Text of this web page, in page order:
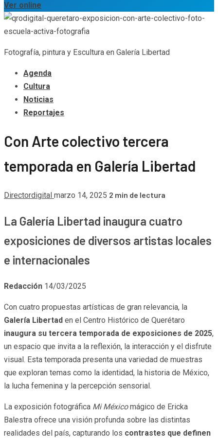
Ver online
Fotografía, pintura y Escultura en Galería Libertad
Agenda
Cultura
Noticias
Reportajes
Con Arte colectivo tercera
temporada en Galería Libertad
Directordigital marzo 14, 2025 2 min de lectura
La Galería Libertad inaugura cuatro
exposiciones de diversos artistas locales
e internacionales
Redacción 14/03/2025
Con cuatro propuestas artísticas de gran relevancia, la
Galería Libertad en el Centro Histórico de Querétaro
inaugura su tercera temporada de exposiciones de 2025,
un espacio que invita a la reflexión, la interacción y el disfrute
visual. Esta temporada presenta una variedad de muestras
que exploran temas como la identidad, la historia de México,
la lucha femenina y la percepción sensorial.
La exposición fotográfica Mi Méxicomágico de Ericka
Balestra ofrece una visión profunda sobre las distintas
realidades del país, capturando los contrastes que definen